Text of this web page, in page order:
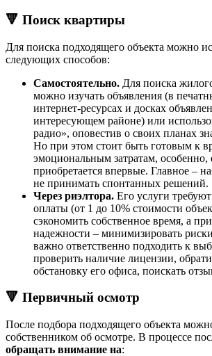
🔻 Поиск квартиры
Для поиска подходящего объекта можно
следующих способов:
Самостоятельно. Для поиска
можно изучать объявления (в
интернет-ресурсах и досках
интересующем районе) или
радио», оповестив о своих планах
Но при этом стоит быть готовым к
эмоциональным затратам,
приобретается впервые. Главное –
не принимать спонтанных решений.
Через риэлтора. Его услуги
оплаты (от 1 до 10% стоимости
сэкономить собственное время, а
надежности – минимизировать
важно ответственно подходить к
проверить наличие лицензии,
обстановку его офиса, поискать
🔻 Первичный осмотр
После подбора подходящего объекта
собственником об осмотре. В процессе
обращать внимание на: